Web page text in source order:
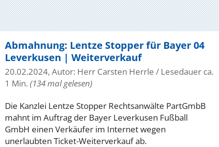
Abmahnung: Lentze Stopper für Bayer 04
Leverkusen | Weiterverkauf
20.02.2024, Autor: Herr Carsten Herrle / Lesedauer ca.
1 Min. (134 mal gelesen)
Die Kanzlei Lentze Stopper Rechtsanwälte PartGmbB
mahnt im Auftrag der Bayer Leverkusen Fußball
GmbH einen Verkäufer im Internet wegen
unerlaubten Ticket-Weiterverkauf ab.